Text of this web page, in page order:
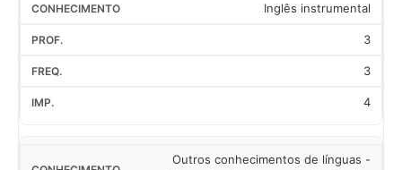
Inglês instrumental
3
3
4
Outros conhecimentos de línguas -